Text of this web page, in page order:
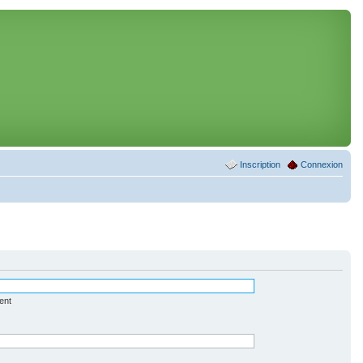
Connexion
Inscription